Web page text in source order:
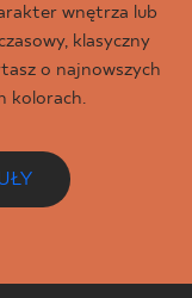
wnętrza lub
klasyczny
o najnowszych
kolorach.